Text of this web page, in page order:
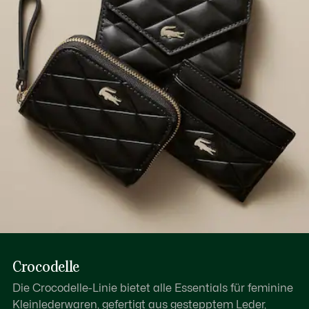
Erfahren Sie hier mehr
Crocodelle
Die Crocodelle-Linie bietet alle Essentials für feminine
Kleinlederwaren, gefertigt aus gestepptem Leder,